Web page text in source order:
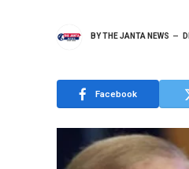
BYTHE JANTA NEWS
Facebook